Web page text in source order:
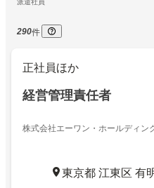
派遣社員
290件
正社員ほか
経営管理責任者
株式会社エーワン・ホールディン
東京都 江東区 有